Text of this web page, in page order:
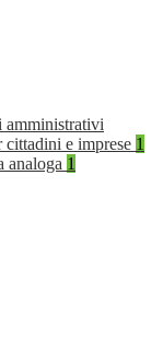
amministrativi
e imprese 1
analoga 1